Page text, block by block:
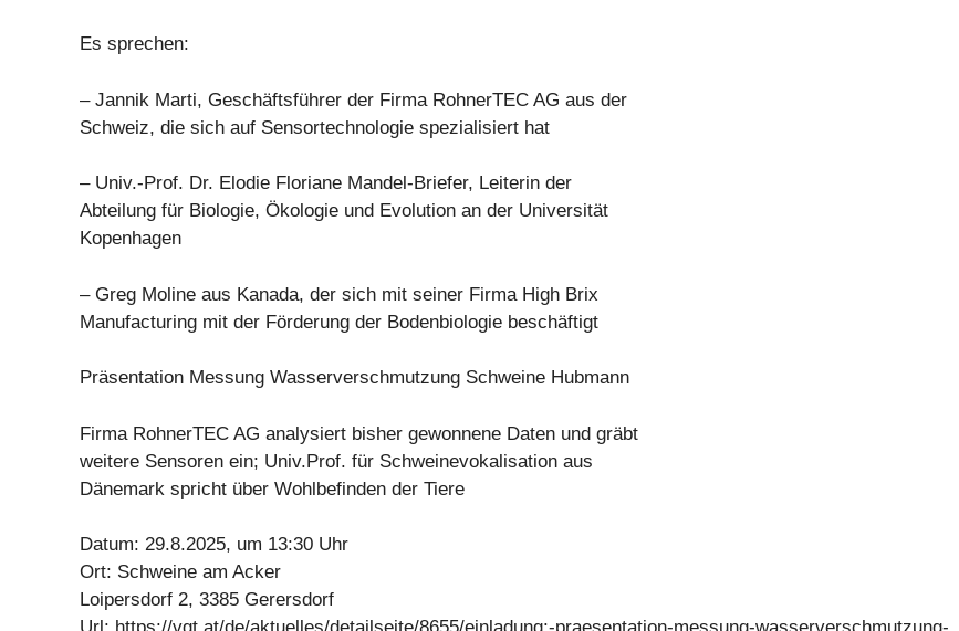
Es sprechen:
– Jannik Marti, Geschäftsführer der Firma RohnerTEC AG aus der
Schweiz, die sich auf Sensortechnologie spezialisiert hat
– Univ.-Prof. Dr. Elodie Floriane Mandel-Briefer, Leiterin der
Abteilung für Biologie, Ökologie und Evolution an der Universität
Kopenhagen
– Greg Moline aus Kanada, der sich mit seiner Firma High Brix
Manufacturing mit der Förderung der Bodenbiologie beschäftigt
Präsentation Messung Wasserverschmutzung Schweine Hubmann
Firma RohnerTEC AG analysiert bisher gewonnene Daten und gräbt
weitere Sensoren ein; Univ.Prof. für Schweinevokalisation aus
Dänemark spricht über Wohlbefinden der Tiere
Datum: 29.8.2025, um 13:30 Uhr
Ort: Schweine am Acker
Loipersdorf 2, 3385 Gerersdorf